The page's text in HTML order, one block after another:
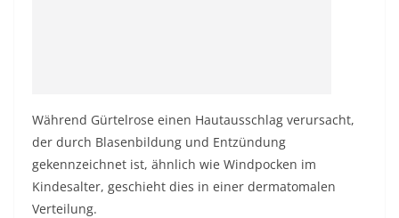
Während Gürtelrose einen Hautausschlag verursacht,
der durch Blasenbildung und Entzündung
gekennzeichnet ist, ähnlich wie Windpocken im
Kindesalter, geschieht dies in einer dermatomalen
Verteilung.